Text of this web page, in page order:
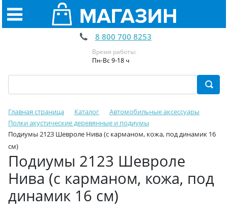
8 800 700 8253
Время работы:
Пн-Вс 9-18 ч
Главная страница Каталог
Автомобильные аксессуары
Полки акустические деревянные и подиумы
Подиумы 2123 Шевроле Нива (с карманом, кожа, под динамик 16
см)
Подиумы 2123 Шевроле
Нива (с карманом, кожа, под
динамик 16 см)